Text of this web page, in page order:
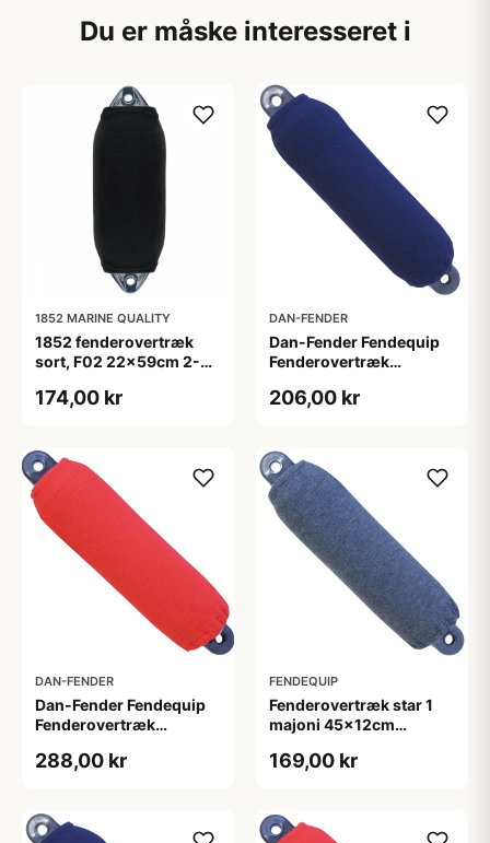
Du er måske interesseret i
1852 MARINE QUALITY
1852 fenderovertræk
sort, F02 22x59cm 2-
174,00 kr
DAN-FENDER
Dan-Fender Fendequip
Fenderovertræk
206,00 kr
DAN-FENDER
Dan-Fender Fendequip
Fenderovertræk
288,00 kr
FENDEQUIP
Fenderovertræk star 1
majoni 45x12cm
169,00 kr